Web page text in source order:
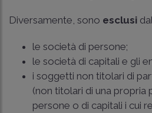
Diversamente, sono esclusi
le società di persone;
le società di capitali e gli
i soggetti non titolari di
(non titolari di una propria
persone o di capitali i cui